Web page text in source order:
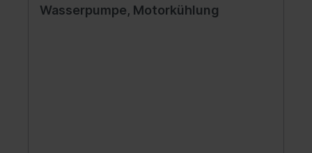
Wasserpumpe, Motorkühlung